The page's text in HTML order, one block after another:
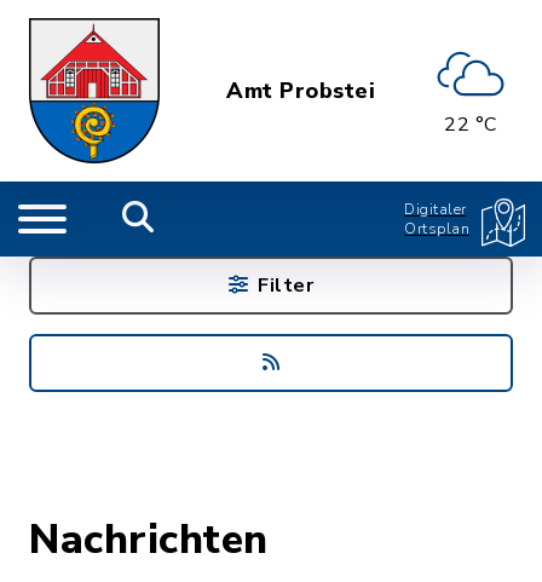
Amt Probstei
22 °C
Digitaler
Ortsplan
Nachrichten
Filter